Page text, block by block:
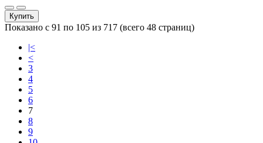
Купить
Показано с 91 по 105 из 717 (всего 48 страниц)
|<
<
3
4
5
6
7
8
9